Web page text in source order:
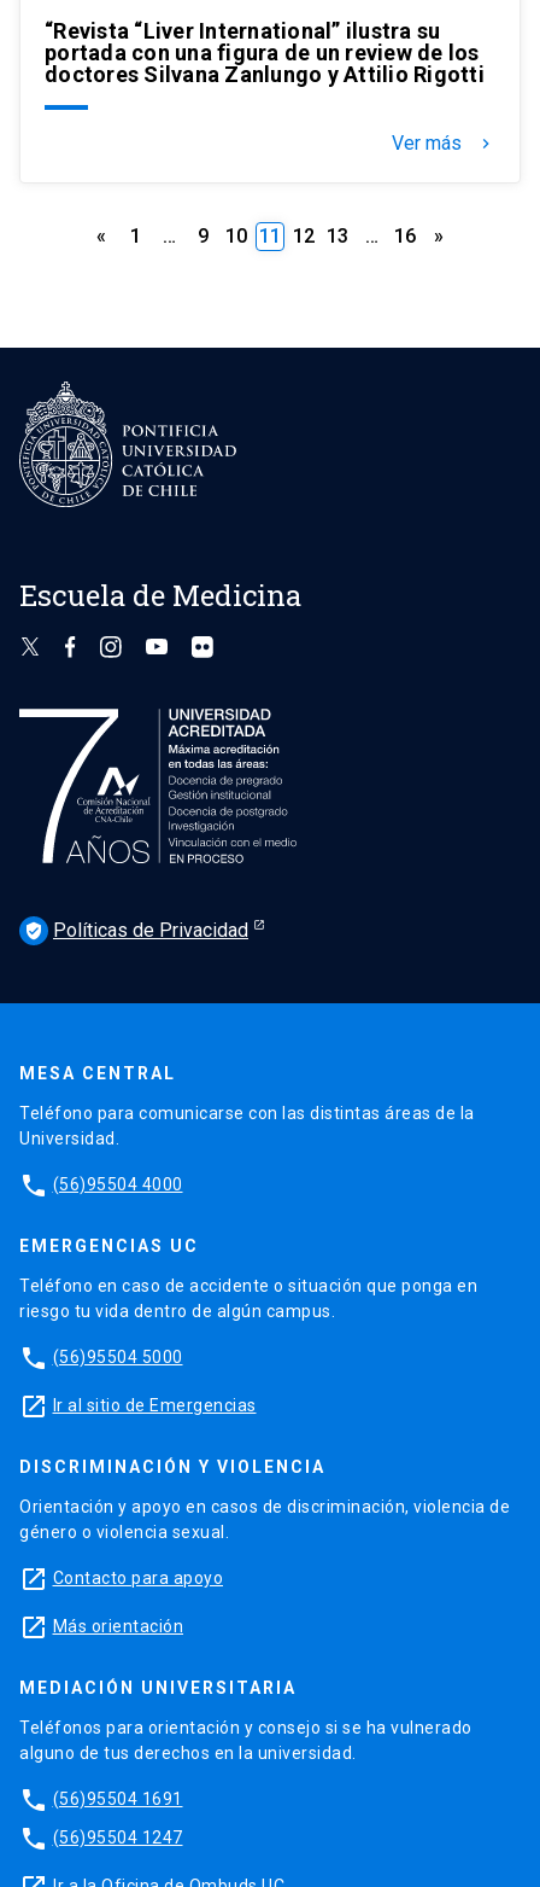
“Revista “Liver International” ilustra su
portada con una figura de un review de los
doctores Silvana Zanlungo y Attilio Rigotti
Ver más keyboard_arrow_right
Paginación
« 1 … 9 10 11 12 13 … 16 »
Escuela de Medicina
verified_user Políticas de Privacidad
MESA CENTRAL
Teléfono para comunicarse con las distintas áreas de la
Universidad.
phone (56)95504 4000
EMERGENCIAS UC
Teléfono en caso de accidente o situación que ponga en
riesgo tu vida dentro de algún campus.
phone (56)95504 5000
launch Ir al sitio de Emergencias
DISCRIMINACIÓN Y VIOLENCIA
Orientación y apoyo en casos de discriminación, violencia de
género o violencia sexual.
launch Contacto para apoyo
launch Más orientación
MEDIACIÓN UNIVERSITARIA
Teléfonos para orientación y consejo si se ha vulnerado
alguno de tus derechos en la universidad.
phone (56)95504 1691
phone (56)95504 1247